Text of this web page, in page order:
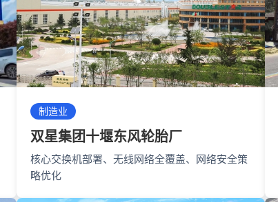
制造业
双星集团十堰东风轮胎厂
核心交换机部署、无线网络全覆盖、网络安全策
略优化